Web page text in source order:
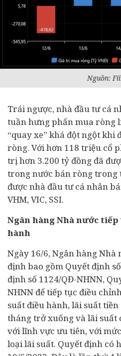
Nguồn:
Trái ngược, nhà đầu tư cá
tuần hưng phấn mua ròng
“quay xe” khá đột ngột khi
ròng. Với hơn 118 triệu cổ
trị hơn 3.200 tỷ đồng đã
trong nước bán ròng trong
được nhà đầu tư cá nhân
VHM, VIC, SSI.
Ngân hàng Nhà nước
hành
Ngày 16/6, Ngân hàng
định bao gồm Quyết định
định số 1124/QĐ-NHNN,
NHNN để tiếp tục điều
suất điều hành, lãi suất
tháng trở xuống và lãi suất
với lĩnh vực ưu tiên, với
loại lãi suất. Quyết định có